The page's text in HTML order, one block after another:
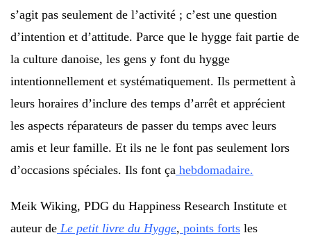
s’agit pas seulement de l’activité ; c’est une question
d’intention et d’attitude. Parce que le hygge fait partie de
la culture danoise, les gens y font du hygge
intentionnellement et systématiquement. Ils permettent à
leurs horaires d’inclure des temps d’arrêt et apprécient
les aspects réparateurs de passer du temps avec leurs
amis et leur famille. Et ils ne le font pas seulement lors
d’occasions spéciales. Ils font ça hebdomadaire.
Meik Wiking, PDG du Happiness Research Institute et
auteur de Le petit livre du Hygge, points forts les